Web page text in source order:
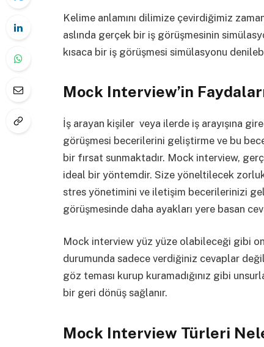
Kelime anlamını dilimize çevirdiğimiz
aslında gerçek bir iş görüşmesinin
kısaca bir iş görüşmesi simülasyonu
Mock Interview’in
İş arayan kişiler veya ilerde iş arayışına
görüşmesi becerilerini geliştirme ve bu
bir fırsat sunmaktadır. Mock interview,
ideal bir yöntemdir. Size yöneltilecek
stres yönetimini ve iletişim becerilerinizi
görüşmesinde daha ayakları yere basan
Mock interview yüz yüze olabileceği gibi
durumunda sadece verdiğiniz cevaplar
göz teması kurup kuramadığınız gibi
bir geri dönüş sağlanır.
Mock Interview Türleri